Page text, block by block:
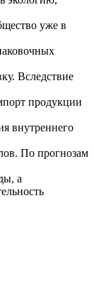
уже в
Вследствие
продукции
внутреннего
По прогнозам
а